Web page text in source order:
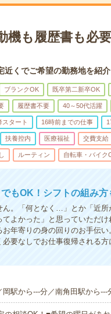
も履歴書も必
くでご希望の勤務地を紹介
ブランクOK 既卒第二新卒OK
履歴書不要 40～50代活躍
タート 16時前までの仕事
扶養控内 医療福祉 交費支給
ルーティン 自転車・バイク
もOK！シフトの組み方
。「何となく…」とか「近
よかった」と思っていただ
年寄りの身の回りのお手伝
要なしでお仕事復帰される
岡駅から---分／南角田駅から---